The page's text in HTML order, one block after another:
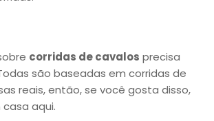
corridas de cavalos precisa
são baseadas em corridas de
reais, então, se você gosta disso,
aqui.